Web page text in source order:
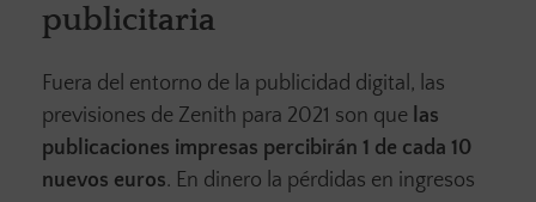
publicitaria
Fuera del entorno de la publicidad digital, las
previsiones de Zenith para 2021 son que las
publicaciones impresas percibirán 1 de cada 10
nuevos euros. En dinero la pérdidas en ingresos